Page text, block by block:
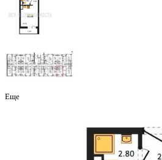
Воронеж, Федора Тютчева ул., д. 105